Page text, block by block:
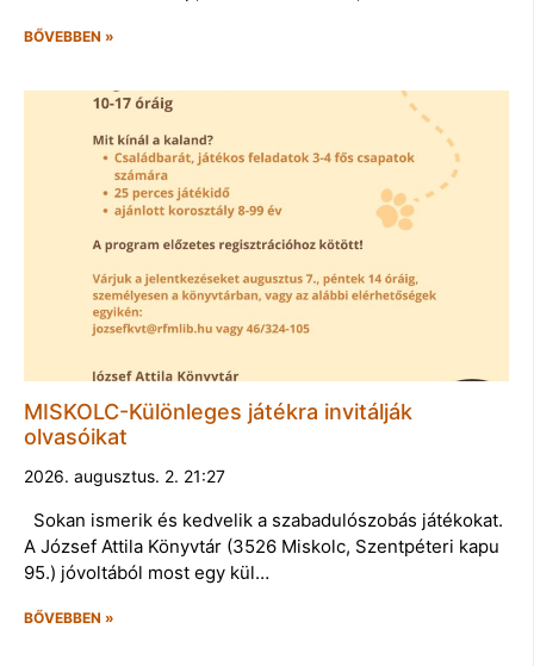
BŐVEBBEN »
MISKOLC-Különleges játékra invitálják
olvasóikat
2026. augusztus. 2. 21:27
Sokan ismerik és kedvelik a szabadulószobás játékokat.
A József Attila Könyvtár (3526 Miskolc, Szentpéteri kapu
95.) jóvoltából most egy kül…
BŐVEBBEN »